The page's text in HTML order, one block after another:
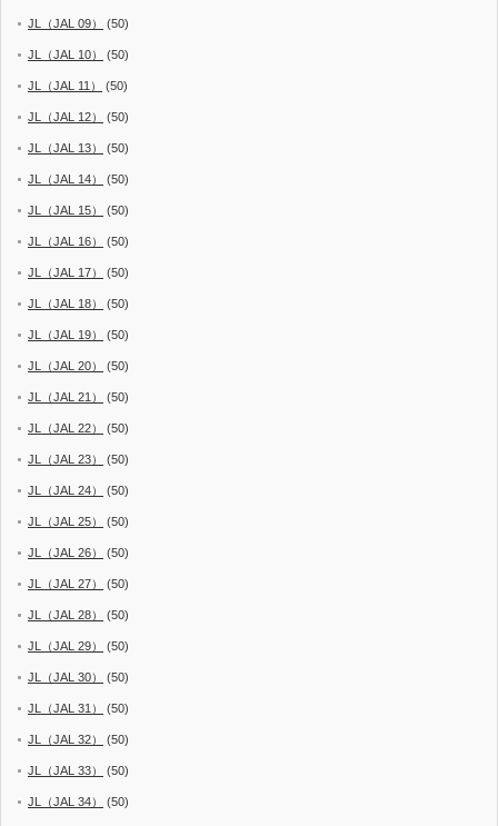
JL（JAL 09） (50)
JL（JAL 10） (50)
JL（JAL 11） (50)
JL（JAL 12） (50)
JL（JAL 13） (50)
JL（JAL 14） (50)
JL（JAL 15） (50)
JL（JAL 16） (50)
JL（JAL 17） (50)
JL（JAL 18） (50)
JL（JAL 19） (50)
JL（JAL 20） (50)
JL（JAL 21） (50)
JL（JAL 22） (50)
JL（JAL 23） (50)
JL（JAL 24） (50)
JL（JAL 25） (50)
JL（JAL 26） (50)
JL（JAL 27） (50)
JL（JAL 28） (50)
JL（JAL 29） (50)
JL（JAL 30） (50)
JL（JAL 31） (50)
JL（JAL 32） (50)
JL（JAL 33） (50)
JL（JAL 34） (50)